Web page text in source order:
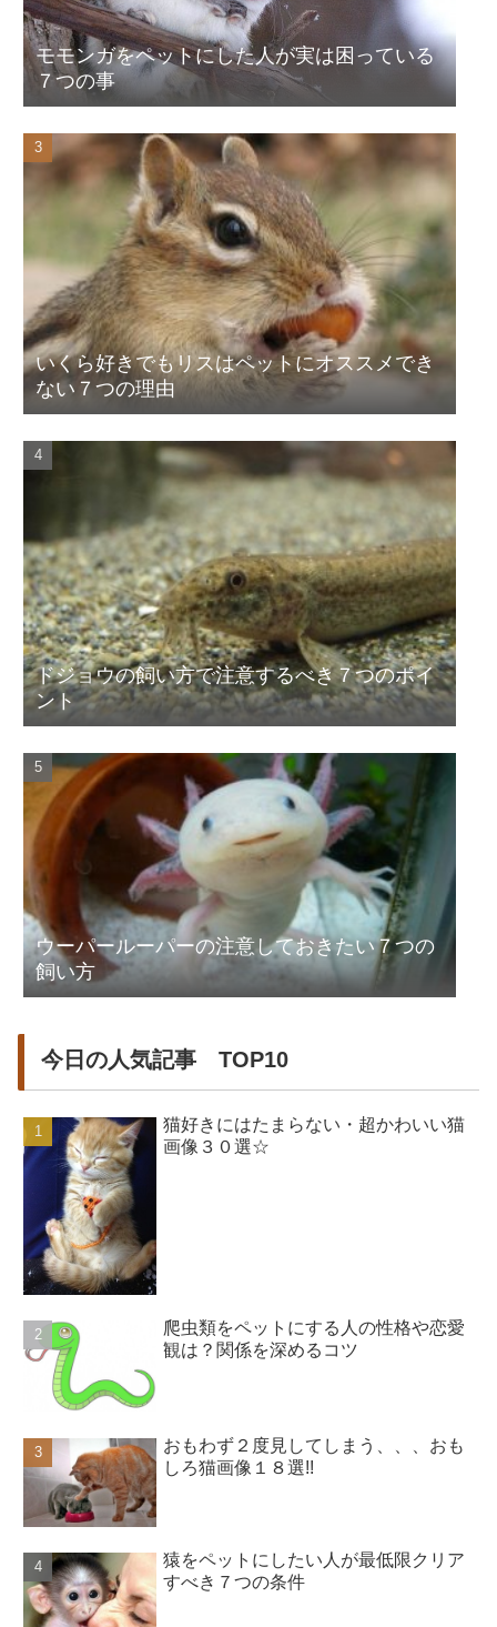
モモンガをペットにした人が実は困っている
７つの事
いくら好きでもリスはペットにオススメでき
ない７つの理由
ドジョウの飼い方で注意するべき７つのポイ
ント
ウーパールーパーの注意しておきたい７つの
飼い方
今日の人気記事 TOP10
猫好きにはたまらない・超かわいい猫
画像３０選☆
爬虫類をペットにする人の性格や恋愛
観は？関係を深めるコツ
おもわず２度見してしまう、、、おも
しろ猫画像１８選!!
猿をペットにしたい人が最低限クリア
すべき７つの条件